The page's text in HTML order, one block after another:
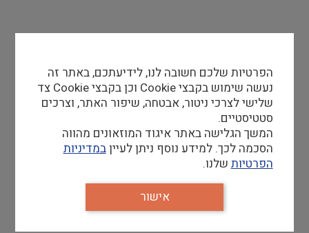
דרישות סף
דרישות התפקיד:
 תואר מתחום מדעי המחשב או השכלה טכנולוגית
רלוונטית/בוגר קורס טכנולוגי
בציוד חומרה, איתור ותיקון תקלות של ציוד היקפי (
מדפסות, סורקים, מקרנים ), תמיכה בתוכנות אופיס,
הבנה בסיסית של רשתות תקשורת- חובה. יתרון לבעלי
הפרטיות שלכם חשובה לנו, לידיעתכם, באתר זה
נעשה שימוש בקבצי Cookie וכן בקבצי Cookie צד
שלישי לצרכי ניטור, אבטחה, שיפור האתר, וצרכים
סטטיסטיים.
המשך הגלישה באתר איגוד המוזאונים מהווה
הסכמה לכך. למידע נוסף ניתן לעייןבמדיניות
הפרטיות שלנו.
אישור